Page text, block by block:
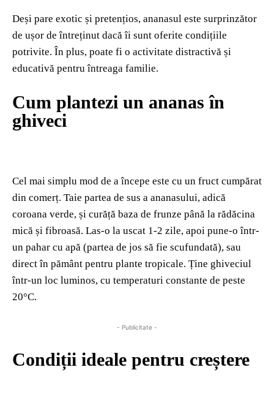
Deși pare exotic și pretențios, ananasul este surprinzător
de ușor de întreținut dacă îi sunt oferite condițiile
potrivite. În plus, poate fi o activitate distractivă și
educativă pentru întreaga familie.
Cum plantezi un ananas în
ghiveci
Cel mai simplu mod de a începe este cu un fruct cumpărat
din comerț. Taie partea de sus a ananasului, adică
coroana verde, și curăță baza de frunze până la rădăcina
mică și fibroasă. Las-o la uscat 1-2 zile, apoi pune-o într-
un pahar cu apă (partea de jos să fie scufundată), sau
direct în pământ pentru plante tropicale. Ține ghiveciul
într-un loc luminos, cu temperaturi constante de peste
20°C.
- Publicitate -
Condiții ideale pentru creștere